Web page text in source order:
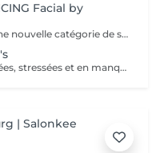
Facial by
Aromatherapy Associates lance une nouvelle catégorie de soins pour la peau qui répond de manière unique aux besoins de l'esprit et de la peau. La formule contient un complexe spécial d'huiles essentielles, de plantes actives et de technologie Skin Stress Relief. S'appuyant sur près de 40 ans d'expertise en matière de spa et d'aromathérapie et bien connue pour ses produits optimisés et axés sur les résultats, cette expérience est conçue pour soutenir les défenses naturelles de la peau et combattre le stress d'un mode de vie trépidant. Idéal pour les personnes à la peau sèche ou sensible.
Idéal pour les peaux ternes, fatiguées, stressées et en manque d'éclat , ce soin va revitaliser votre peau, booster son eclat et il est également un très bon préventif anti âge. Ce soin commence par un rafraîchissement stimulant des pieds pour favoriser la circulation sanguine et la relaxation.